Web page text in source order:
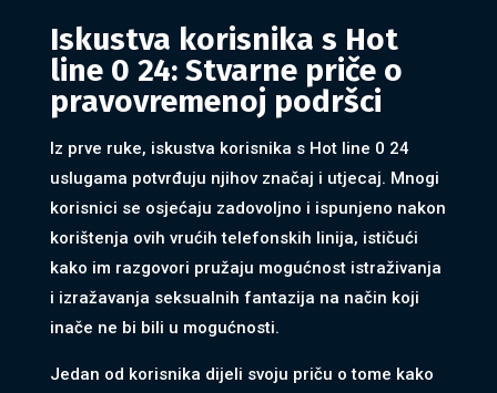
Iskustva korisnika s Hot
line 0 24: Stvarne priče o
pravovremenoj podršci
Iz prve ruke, iskustva korisnika s Hot line 0 24
uslugama potvrđuju njihov značaj i utjecaj. Mnogi
korisnici se osjećaju zadovoljno i ispunjeno nakon
korištenja ovih vrućih telefonskih linija, ističući
kako im razgovori pružaju mogućnost istraživanja
i izražavanja seksualnih fantazija na način koji
inače ne bi bili u mogućnosti.
Jedan od korisnika dijeli svoju priču o tome kako